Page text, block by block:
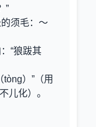
”
须毛：～
：“狼跋其
）”（用
儿化）。